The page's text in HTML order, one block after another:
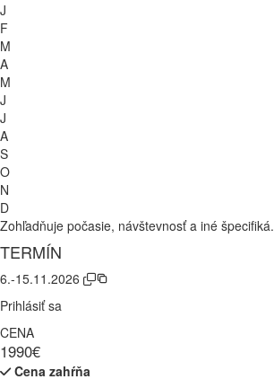
J
F
M
A
M
J
J
A
S
O
N
D
Zohľadňuje počasie, návštevnosť a iné špecifiká.
TERMÍN
6.-15.11.2026
Prihlásiť sa
CENA
1990€
Cena zahŕňa